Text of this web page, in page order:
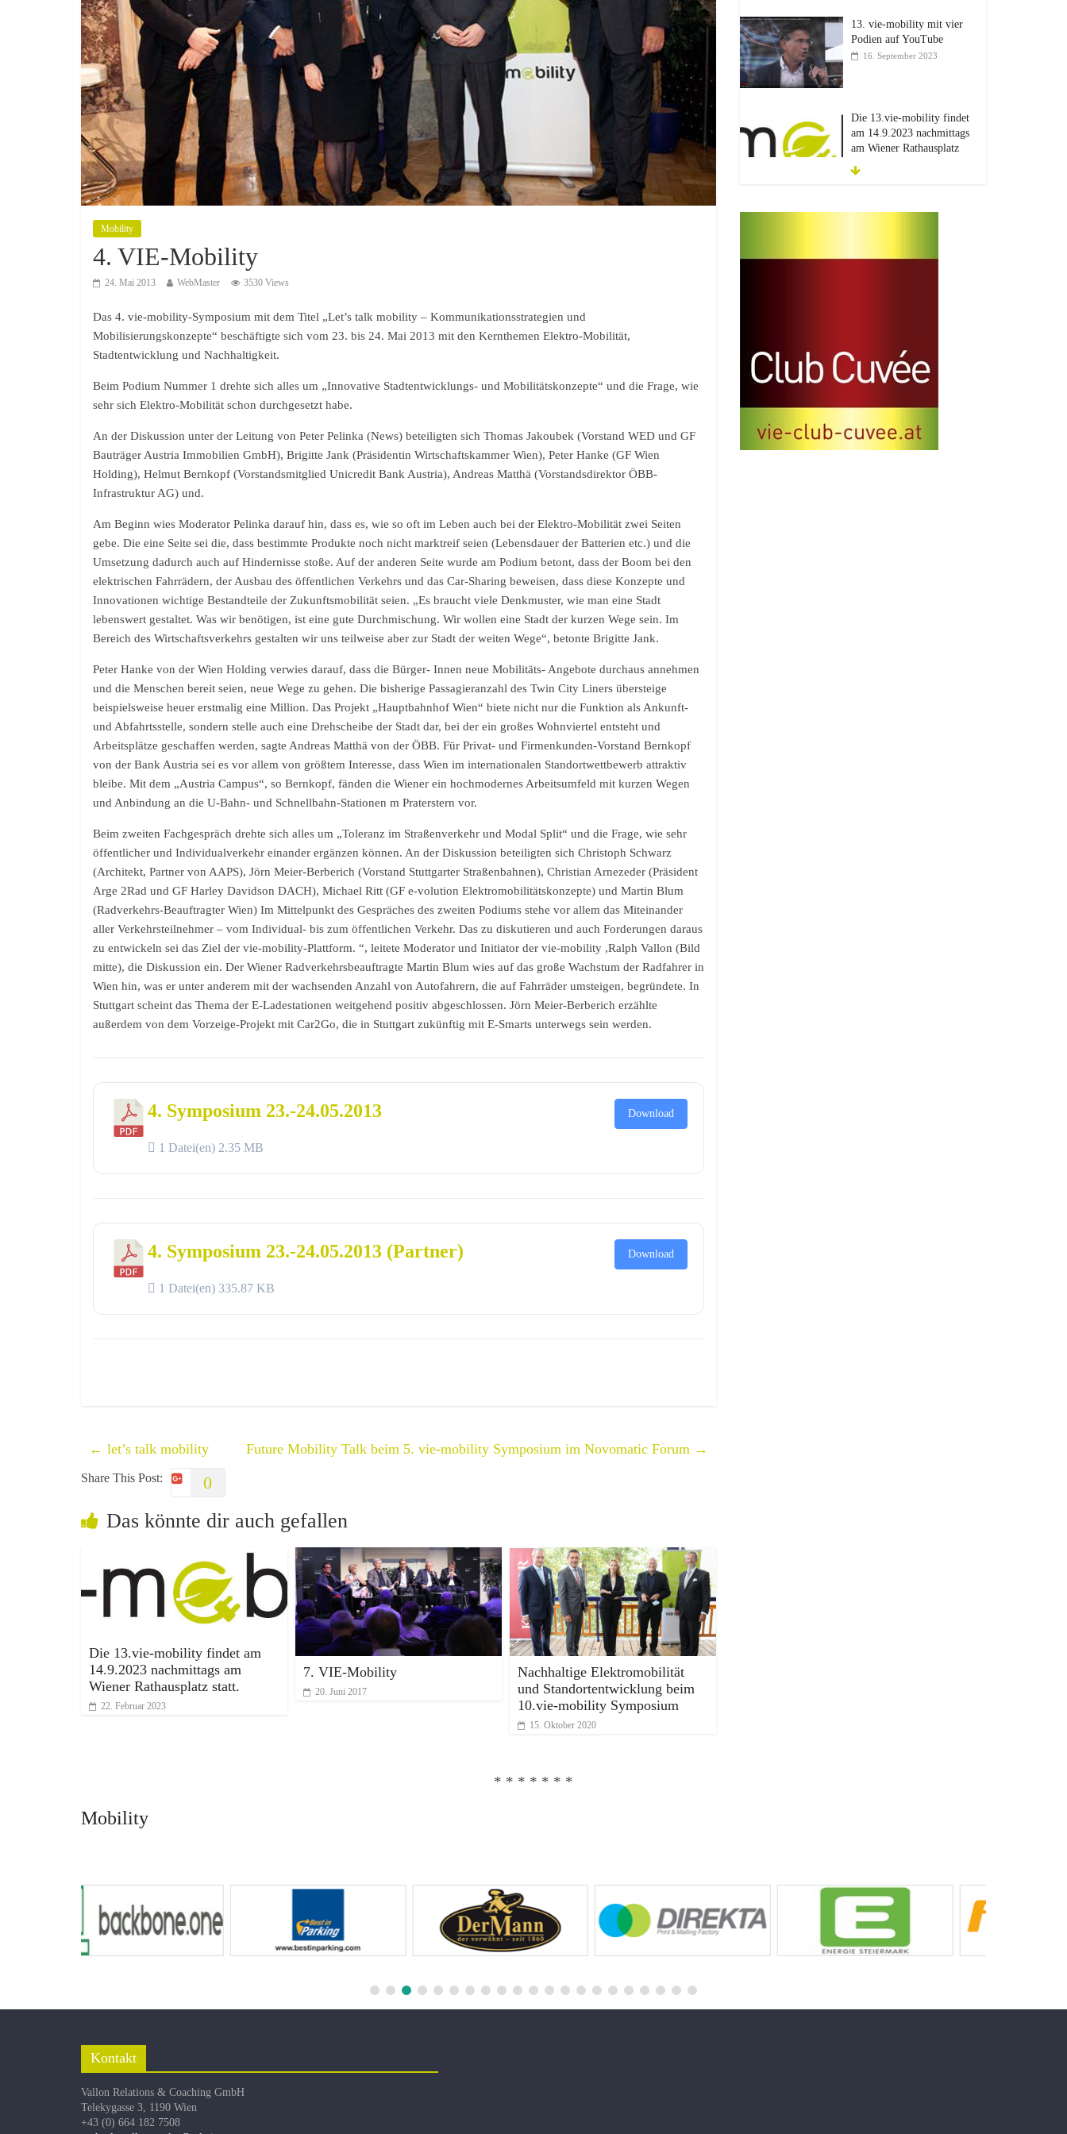
Mobility
4. VIE-Mobility
24. Mai 2013 WebMaster 3530 Views
Das 4. vie-mobility-Symposium mit dem Titel „Let’s talk mobility – Kommunikationsstrategien und
Mobilisierungskonzepte“ beschäftigte sich vom 23. bis 24. Mai 2013 mit den Kernthemen Elektro-Mobilität,
Stadtentwicklung und Nachhaltigkeit.
Beim Podium Nummer 1 drehte sich alles um „Innovative Stadtentwicklungs- und Mobilitätskonzepte“ und die Frage, wie
sehr sich Elektro-Mobilität schon durchgesetzt habe.
An der Diskussion unter der Leitung von Peter Pelinka (News) beteiligten sich Thomas Jakoubek (Vorstand WED und GF
Bauträger Austria Immobilien GmbH), Brigitte Jank (Präsidentin Wirtschaftskammer Wien), Peter Hanke (GF Wien
Holding), Helmut Bernkopf (Vorstandsmitglied Unicredit Bank Austria), Andreas Matthä (Vorstandsdirektor ÖBB-
Infrastruktur AG) und.
Am Beginn wies Moderator Pelinka darauf hin, dass es, wie so oft im Leben auch bei der Elektro-Mobilität zwei Seiten
gebe. Die eine Seite sei die, dass bestimmte Produkte noch nicht marktreif seien (Lebensdauer der Batterien etc.) und die
Umsetzung dadurch auch auf Hindernisse stoße. Auf der anderen Seite wurde am Podium betont, dass der Boom bei den
elektrischen Fahrrädern, der Ausbau des öffentlichen Verkehrs und das Car-Sharing beweisen, dass diese Konzepte und
Innovationen wichtige Bestandteile der Zukunftsmobilität seien. „Es braucht viele Denkmuster, wie man eine Stadt
lebenswert gestaltet. Was wir benötigen, ist eine gute Durchmischung. Wir wollen eine Stadt der kurzen Wege sein. Im
Bereich des Wirtschaftsverkehrs gestalten wir uns teilweise aber zur Stadt der weiten Wege“, betonte Brigitte Jank.
Peter Hanke von der Wien Holding verwies darauf, dass die Bürger- Innen neue Mobilitäts- Angebote durchaus annehmen
und die Menschen bereit seien, neue Wege zu gehen. Die bisherige Passagieranzahl des Twin City Liners übersteige
beispielsweise heuer erstmalig eine Million. Das Projekt „Hauptbahnhof Wien“ biete nicht nur die Funktion als Ankunft-
und Abfahrtsstelle, sondern stelle auch eine Drehscheibe der Stadt dar, bei der ein großes Wohnviertel entsteht und
Arbeitsplätze geschaffen werden, sagte Andreas Matthä von der ÖBB. Für Privat- und Firmenkunden-Vorstand Bernkopf
von der Bank Austria sei es vor allem von größtem Interesse, dass Wien im internationalen Standortwettbewerb attraktiv
bleibe. Mit dem „Austria Campus“, so Bernkopf, fänden die Wiener ein hochmodernes Arbeitsumfeld mit kurzen Wegen
und Anbindung an die U-Bahn- und Schnellbahn-Stationen m Praterstern vor.
Beim zweiten Fachgespräch drehte sich alles um „Toleranz im Straßenverkehr und Modal Split“ und die Frage, wie sehr
öffentlicher und Individualverkehr einander ergänzen können. An der Diskussion beteiligten sich Christoph Schwarz
(Architekt, Partner von AAPS), Jörn Meier-Berberich (Vorstand Stuttgarter Straßenbahnen), Christian Arnezeder (Präsident
Arge 2Rad und GF Harley Davidson DACH), Michael Ritt (GF e-volution Elektromobilitätskonzepte) und Martin Blum
(Radverkehrs-Beauftragter Wien) Im Mittelpunkt des Gespräches des zweiten Podiums stehe vor allem das Miteinander
aller Verkehrsteilnehmer – vom Individual- bis zum öffentlichen Verkehr. Das zu diskutieren und auch Forderungen daraus
zu entwickeln sei das Ziel der vie-mobility-Plattform. “, leitete Moderator und Initiator der vie-mobility ,Ralph Vallon (Bild
mitte), die Diskussion ein. Der Wiener Radverkehrsbeauftragte Martin Blum wies auf das große Wachstum der Radfahrer in
Wien hin, was er unter anderem mit der wachsenden Anzahl von Autofahrern, die auf Fahrräder umsteigen, begründete. In
Stuttgart scheint das Thema der E-Ladestationen weitgehend positiv abgeschlossen. Jörn Meier-Berberich erzählte
außerdem von dem Vorzeige-Projekt mit Car2Go, die in Stuttgart zukünftig mit E-Smarts unterwegs sein werden.
4. Symposium 23.-24.05.2013
1 Datei(en) 2.35 MB
Download
4. Symposium 23.-24.05.2013 (Partner)
1 Datei(en) 335.87 KB
Download
← let’s talk mobility Future Mobility Talk beim 5. vie-mobility Symposium im Novomatic Forum →
Share This Post: 0
Das könnte dir auch gefallen
Die 13.vie-mobility findet am
14.9.2023 nachmittags am
Wiener Rathausplatz statt.
22. Februar 2023
7. VIE-Mobility
20. Juni 2017
Nachhaltige Elektromobilität
und Standortentwicklung beim
10.vie-mobility Symposium
15. Oktober 2020
13. vie-mobility mit vier
Podien auf YouTube
16. September 2023
Die 13.vie-mobility findet
am 14.9.2023 nachmittags
am Wiener Rathausplatz
statt.
Aktuelle Neuigkeiten aus
26. September 2023
* * * * * * *
Mobility
Kontakt
Vallon Relations & Coaching GmbH
Telekygasse 3, 1190 Wien
+43 (0) 664 182 7508